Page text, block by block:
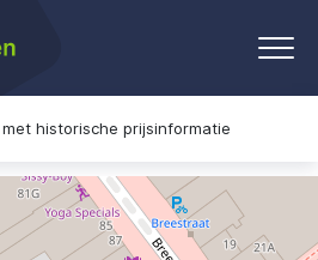
historische prijsinformatie